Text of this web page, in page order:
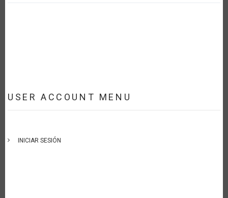
USER ACCOUNT MENU
INICIAR SESIÓN